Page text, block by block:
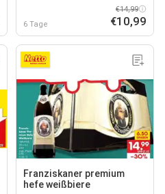
6 Tage
€14,99
€10,99
Franziskaner premium
hefe weißbiere